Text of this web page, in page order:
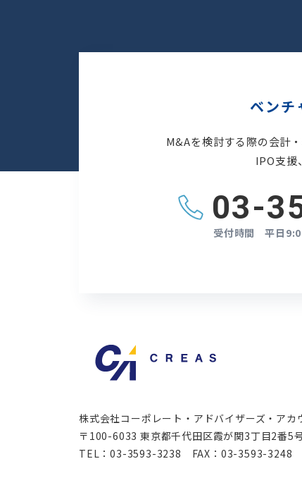
ベンチ
M&Aを検討する際の会計
IPO支援
03-
受付時間 平日
株式会社コーポレート・アドバイザーズ・ アカ
〒100-6033 東京都千代田区霞が関3丁目2番5
TEL
03-3593-3238 FAX 03-3593-3248